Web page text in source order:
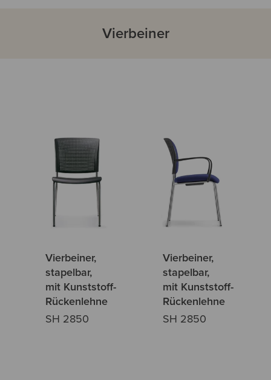
Vierbeiner
Vierbeiner,
stapelbar,
mit Kunststoff-
Rückenlehne
SH 2850
Vierbeiner,
stapelbar,
mit Kunststoff-
Rückenlehne
SH 2850